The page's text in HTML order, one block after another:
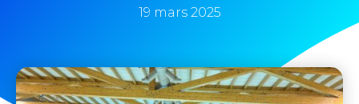
19 mars 2025